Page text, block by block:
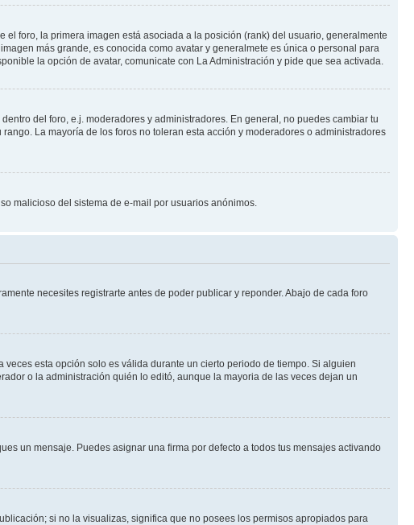
foro, la primera imagen está asociada a la posición (rank) del usuario, generalmente
más grande, es conocida como avatar y generalmete es única o personal para
la opción de avatar, comunicate con La Administración y pide que sea activada.
del foro, e.j. moderadores y administradores. En general, no puedes cambiar tu
La mayoría de los foros no toleran esta acción y moderadores o administradores
malicioso del sistema de e-mail por usuarios anónimos.
necesites registrarte antes de poder publicar y reponder. Abajo de cada foro
veces esta opción solo es válida durante un cierto periodo de tiempo. Si alguien
o la administración quién lo editó, aunque la mayoria de las veces dejan un
un mensaje. Puedes asignar una firma por defecto a todos tus mensajes activando
si no la visualizas, significa que no posees los permisos apropiados para